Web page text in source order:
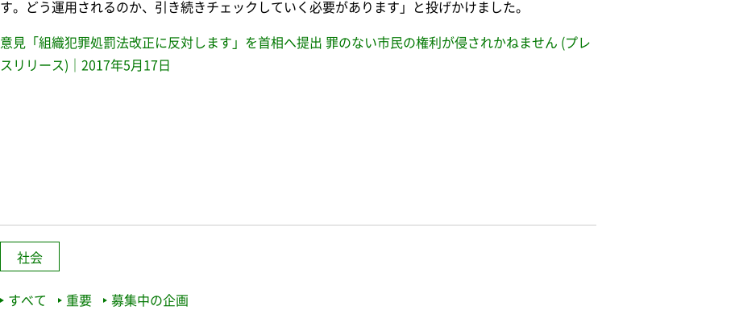
す。どう運用されるのか、引き続きチェックしていく必要があります」と投げかけました。
意見「組織犯罪処罰法改正に反対します」を首相へ提出 罪のない市民の権利が侵されかねません (プレ
スリリース)｜2017年5月17日
社会
すべて 重要 募集中の企画